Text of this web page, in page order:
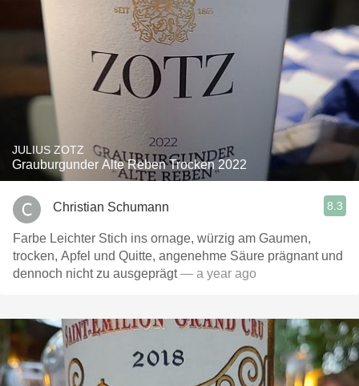
JULIUS ZOTZ
Grauburgunder Alte Reben Trocken 2022
Christian Schumann 8.3
Farbe Leichter Stich ins ornage, würzig am Gaumen,
trocken, Apfel und Quitte, angenehme Säure prägnant und
dennoch nicht zu ausgeprägt— a year ago